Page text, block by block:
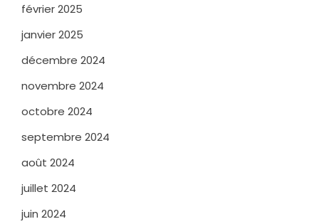
février 2025
janvier 2025
décembre 2024
novembre 2024
octobre 2024
septembre 2024
août 2024
juillet 2024
juin 2024